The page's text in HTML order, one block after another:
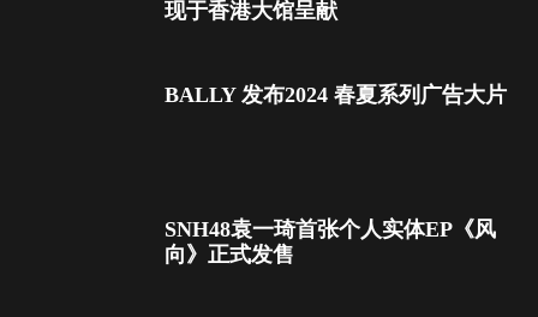
现于香港大馆呈献
BALLY 发布2024 春夏系列广告大片
SNH48袁一琦首张个人实体EP《风
向》正式发售